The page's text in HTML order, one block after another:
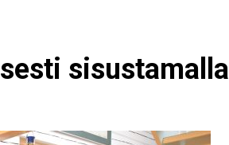
sisustamalla